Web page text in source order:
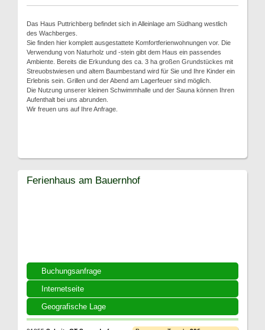
Das Haus Puttrichberg befindet sich in Alleinlage am Südhang westlich
des Wachberges.
Sie finden hier komplett ausgestattete Komfortferienwohnungen vor. Die
Verwendung von Naturholz und -stein gibt dem Haus ein passendes
Ambiente. Bereits die Erkundung des ca. 3 ha großen Grundstückes mit
Streuobstwiesen und altem Baumbestand wird für Sie und Ihre Kinder ein
Erlebnis sein. Grillen und der Abend am Lagerfeuer sind möglich.
Die Nutzung unserer kleinen Schwimmhalle und der Sauna können Ihren
Aufenthalt bei uns abrunden.
Wir freuen uns auf Ihre Anfrage.
Buchungsanfrage
Internetseite
Geografische Lage
Ferienhaus am Bauernhof